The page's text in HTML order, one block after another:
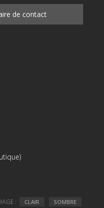
de contact
: CLAIR SOMBRE